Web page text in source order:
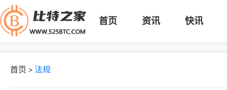
首页 资讯 快讯
首页 > 法规